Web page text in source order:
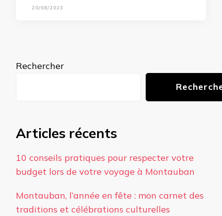
20/08/2023
Rechercher
Articles récents
10 conseils pratiques pour respecter votre
budget lors de votre voyage à Montauban
Montauban, l’année en fête : mon carnet des
traditions et célébrations culturelles